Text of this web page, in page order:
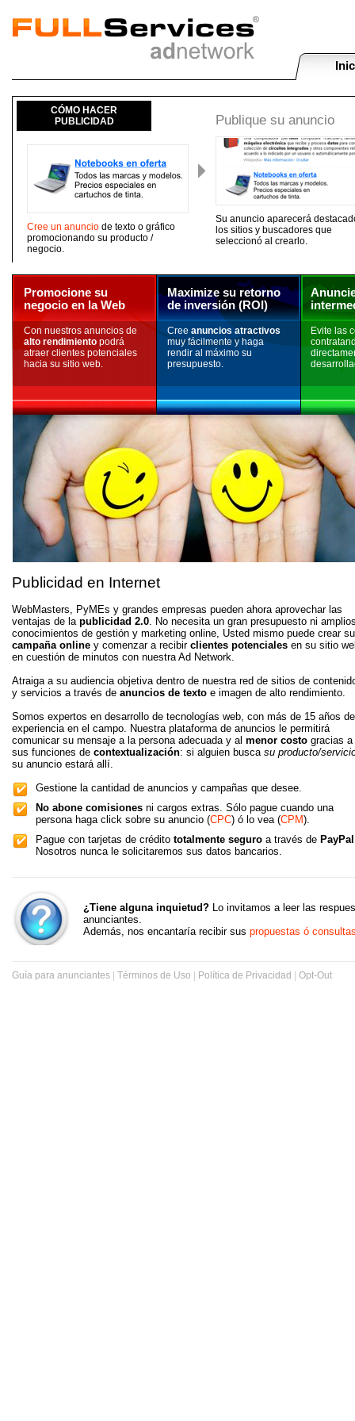
Publicidad Web
Aumente sus ingresos y promocione su sitio web a
través de nuestros servicios publicitarios.
Anuncios
contextuales
publicidad internetaccesible para todos: text
links ads.
CÓMO HACER
PUBLICIDAD
Cree un anuncio de texto o gráfico
promocionando su producto /
negocio.
Publique su anuncio
Su anuncio aparecerá
los sitios y buscadores que
seleccionó al crearlo.
Promocione su
negocio en la Web
Con nuestros anuncios de
alto rendimiento podrá
atraer clientes potenciales
hacia su sitio web.
Maximize su retorno
de inversión (ROI)
Cree anuncios atractivos
muy fácilmente y haga
rendir al máximo su
presupuesto.
Evite las
Publicidad en Internet
WebMasters, PyMEs y grandes empresas pueden ahora aprovechar las
ventajas de la publicidad 2.0. No necesita un gran presupuesto ni
conocimientos de gestión y marketing online, Usted mismo puede crear su
campaña online y comenzar a recibir clientes potenciales en su sitio
en cuestión de minutos con nuestra Ad Network.
Atraiga a su audiencia objetiva dentro de nuestra red de sitios de
y servicios a través de anuncios de texto e imagen de alto rendimiento.
Somos expertos en desarrollo de tecnologías web, con más de 15 años de
experiencia en el campo. Nuestra plataforma de anuncios le permitirá
comunicar su mensaje a la persona adecuada y al menor costo gracias a
sus funciones de contextualización: si alguien busca su producto/
su anuncio estará allí.
Gestione la cantidad de anuncios y campañas que desee.
No abone comisiones ni cargos extras. Sólo pague cuando una
persona haga click sobre su anuncio (CPC) ó lo vea (CPM).
Pague con tarjetas de crédito totalmente seguro a través de PayPal
Nosotros nunca le solicitaremos sus datos bancarios.
¿Tiene alguna inquietud? Lo invitamos a leer las
anunciantes.
Además, nos encantaría recibir sus propuestas ó
Guía para anunciantes Términos de Uso Política de Privacidad Opt-Out